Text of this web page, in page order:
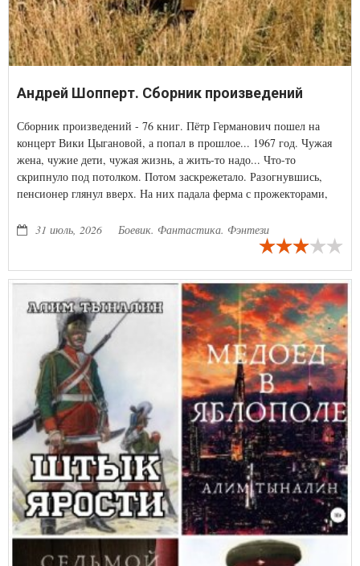
Андрей Шопперт. Сборник произведений
Сборник произведений - 76 книг. Пётр Германович пошел на
концерт Вики Цыгановой, а попал в прошлое... 1967 год. Чужая
жена, чужие дети, чужая жизнь, а жить-то надо... Что-то
скрипнуло под потолком. Потом заскрежетало. Разогнувшись,
пенсионер глянул вверх. На них падала ферма с прожекторами,
вот боли нет. Просто чернота. Чернота навсегда.
31 июль, 2026 Боевик. Фантастика. Фэнтези